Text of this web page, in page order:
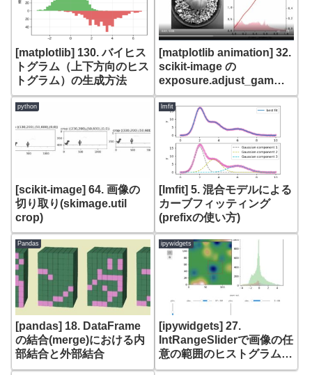
[matplotlib] 130. バイヒス
トグラム（上下方向のヒス
トグラム）の生成方法
[matplotlib animation] 32.
scikit-image の
exposure.adjust_gamma
におけるgamma値変化ア
ニメーション
python
[scikit-image] 64. 画像の
切り取り(skimage.util
crop)
lmfit
[lmfit] 5. 混合モデルによる
カーブフィッティング
(prefixの使い方)
Pandas
[pandas] 18. DataFrame
の結合(merge)における内
部結合と外部結合
ipywidgets
[ipywidgets] 27.
IntRangeSliderで画像の任
意の範囲のヒストグラムを
表示